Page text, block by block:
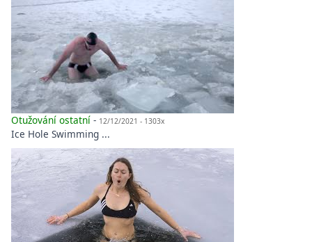
Otužování ostatní - 12/12/2021 - 1303x
Ice Hole Swimming ...